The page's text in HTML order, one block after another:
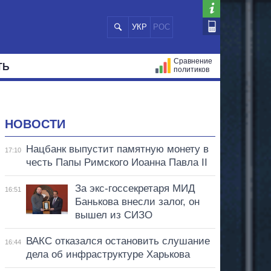
УКР РОС
Сравнение
политиков
НОВОСТИ
17:10
Нацбанк выпустит памятную монету в
честь Папы Римского Иоанна Павла II
16:51
За экс-госсекретаря МИД
Банькова внесли залог, он
вышел из СИЗО
16:44
ВАКС отказался остановить слушание
дела об инфраструктуре Харькова